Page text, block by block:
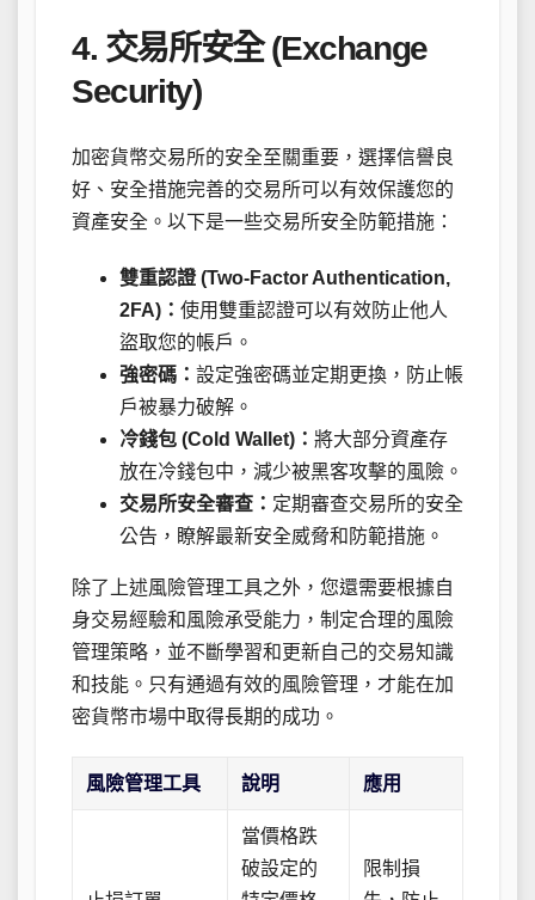
4. 交易所安全 (Exchange
Security)
加密貨幣交易所的安全至關重要，選擇信譽良
好、安全措施完善的交易所可以有效保護您的
資產安全。以下是一些交易所安全防範措施：
雙重認證 (Two-Factor Authentication,
2FA)： 使用雙重認證可以有效防止他人
盜取您的帳戶。
強密碼： 設定強密碼並定期更換，防止帳
戶被暴力破解。
冷錢包 (Cold Wallet)： 將大部分資產存
放在冷錢包中，減少被黑客攻擊的風險。
交易所安全審查： 定期審查交易所的安全
公告，瞭解最新安全威脅和防範措施。
除了上述風險管理工具之外，您還需要根據自
身交易經驗和風險承受能力，制定合理的風險
管理策略，並不斷學習和更新自己的交易知識
和技能。只有通過有效的風險管理，才能在加
密貨幣市場中取得長期的成功。
風險管理工具 說明 應用
當價格跌
破設定的
限制損